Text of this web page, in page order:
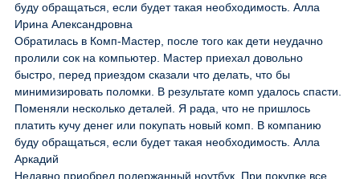
буду обращаться, если будет такая необходимость. Алла
Ирина Александровна
Обратилась в Комп-Мастер, после того как дети неудачно
пролили сок на компьютер. Мастер приехал довольно
быстро, перед приездом сказали что делать, что бы
минимизировать поломки. В результате комп удалось спасти.
Поменяли несколько деталей. Я рада, что не пришлось
платить кучу денег или покупать новый комп. В компанию
буду обращаться, если будет такая необходимость. Алла
Аркадий
Недавно приобрел подержанный ноутбук. При покупке все